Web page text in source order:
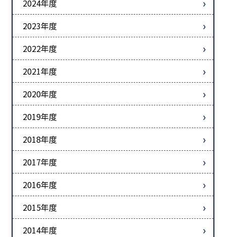
2024年度
2023年度
2022年度
2021年度
2020年度
2019年度
2018年度
2017年度
2016年度
2015年度
2014年度